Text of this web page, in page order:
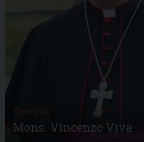
Vescovo
Mons. Vincenzo Viva